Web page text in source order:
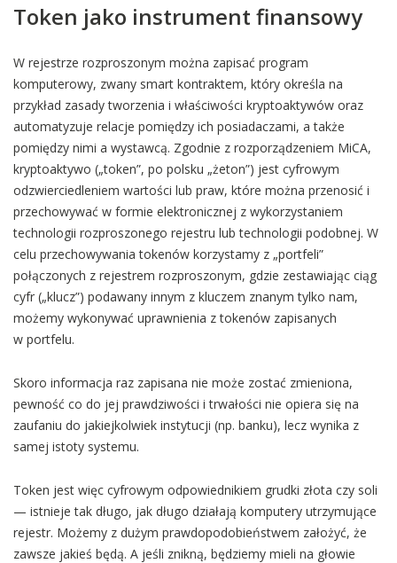
Token jako instrument finansowy
W rejestrze rozproszonym można zapisać program
komputerowy, zwany smart kontraktem, który określa na
przykład zasady tworzenia i właściwości kryptoaktywów oraz
automatyzuje relacje pomiędzy ich posiadaczami, a także
pomiędzy nimi a wystawcą. Zgodnie z rozporządzeniem MiCA,
kryptoaktywo („token”, po polsku „żeton”) jest cyfrowym
odzwierciedleniem wartości lub praw, które można przenosić i
przechowywać w formie elektronicznej z wykorzystaniem
technologii rozproszonego rejestru lub technologii podobnej. W
celu przechowywania tokenów korzystamy z „portfeli”
połączonych z rejestrem rozproszonym, gdzie zestawiając ciąg
cyfr („klucz”) podawany innym z kluczem znanym tylko nam,
możemy wykonywać uprawnienia z tokenów zapisanych
w portfelu.
Skoro informacja raz zapisana nie może zostać zmieniona,
pewność co do jej prawdziwości i trwałości nie opiera się na
zaufaniu do jakiejkolwiek instytucji (np. banku), lecz wynika z
samej istoty systemu.
Token jest więc cyfrowym odpowiednikiem grudki złota czy soli
— istnieje tak długo, jak długo działają komputery utrzymujące
rejestr. Możemy z dużym prawdopodobieństwem założyć, że
zawsze jakieś będą. A jeśli znikną, będziemy mieli na głowie